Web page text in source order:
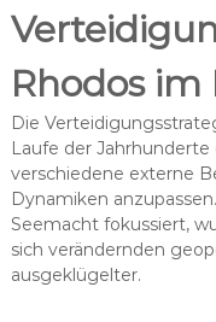
Rhodos
Die
Laufe der
verschiedene externe
Dynamiken
Seemacht fokussiert,
sich verändernden
ausgeklügelter.